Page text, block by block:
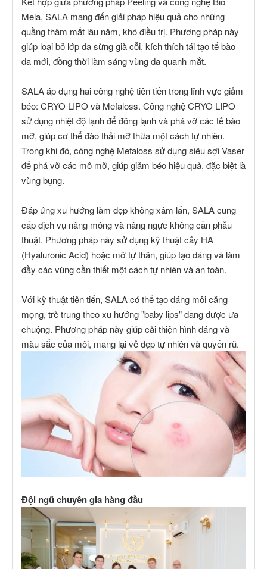
Mela, SALA mang đến giải pháp hiệu quả cho những
quầng thâm mắt lâu năm, khó điều trị. Phương pháp này
giúp loại bỏ lớp da sừng già cỗi, kích thích tái tạo tế bào
da mới, đồng thời làm sáng vùng da quanh mắt.
SALA áp dụng hai công nghệ tiên tiến trong lĩnh vực giảm
béo: CRYO LIPO và Mefaloss. Công nghệ CRYO LIPO
sử dụng nhiệt độ lạnh để đông lạnh và phá vỡ các tế bào
mỡ, giúp cơ thể đào thải mỡ thừa một cách tự nhiên.
Trong khi đó, công nghệ Mefaloss sử dụng siêu sợi Vaser
để phá vỡ các mô mỡ, giúp giảm béo hiệu quả, đặc biệt là
vùng bụng.
Đáp ứng xu hướng làm đẹp không xâm lấn, SALA cung
cấp dịch vụ nâng mông và nâng ngực không cần phẫu
thuật. Phương pháp này sử dụng kỹ thuật cấy HA
(Hyaluronic Acid) hoặc mỡ tự thân, giúp tạo dáng và làm
đầy các vùng cần thiết một cách tự nhiên và an toàn.
Với kỹ thuật tiên tiến, SALA có thể tạo dáng môi căng
mọng, trẻ trung theo xu hướng "baby lips" đang được ưa
chuộng. Phương pháp này giúp cải thiện hình dáng và
màu sắc của môi, mang lại vẻ đẹp tự nhiên và quyến rũ.
Đội ngũ chuyên gia hàng đầu